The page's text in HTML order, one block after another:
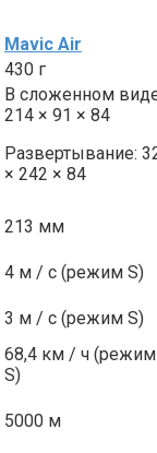
Mavic Аir
430 г
В сложенном
214 × 91 × 84
Развертывание:
× 242 × 84
213 мм
4 м / с (режим S)
3 м / с (режим S)
68,4 км / ч (режим
S)
5000 м